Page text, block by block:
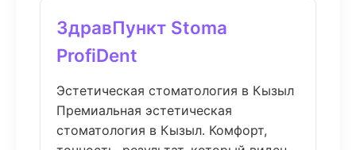
ЗдравПункт Stoma
ProfiDent
Эстетическая стоматология в Кызыл
Премиальная эстетическая
стоматология в Кызыл. Комфорт,